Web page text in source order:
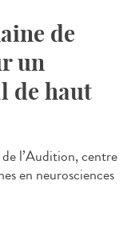
de
un
de haut
l’Audition, centre
en neurosciences